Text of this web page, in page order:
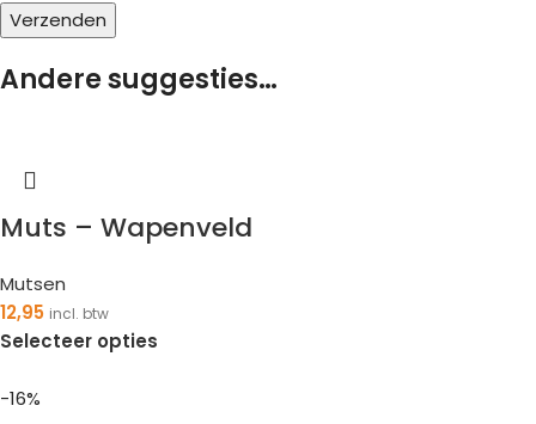
Andere suggesties…
Muts – Wapenveld
Mutsen
12,95 incl. btw
Selecteer opties
-16%